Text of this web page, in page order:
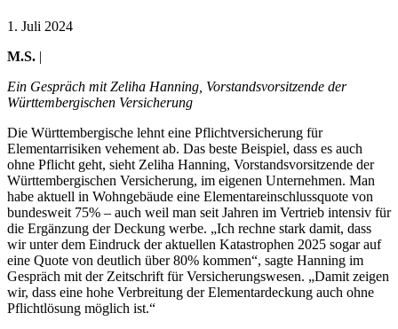
1. Juli 2024
M.S. |
Ein Gespräch mit Zeliha Hanning, Vorstandsvorsitzende der
Württembergischen Versicherung
Die Württembergische lehnt eine Pflichtversicherung für
Elementarrisiken vehement ab. Das beste Beispiel, dass es auch
ohne Pflicht geht, sieht Zeliha Hanning, Vorstandsvorsitzende der
Württembergischen Versicherung, im eigenen Unternehmen. Man
habe aktuell in Wohngebäude eine Elementareinschlussquote von
bundesweit 75% – auch weil man seit Jahren im Vertrieb intensiv für
die Ergänzung der Deckung werbe. „Ich rechne stark damit, dass
wir unter dem Eindruck der aktuellen Katastrophen 2025 sogar auf
eine Quote von deutlich über 80% kommen“, sagte Hanning im
Gespräch mit der Zeitschrift für Versicherungswesen. „Damit zeigen
wir, dass eine hohe Verbreitung der Elementardeckung auch ohne
Pflichtlösung möglich ist.“